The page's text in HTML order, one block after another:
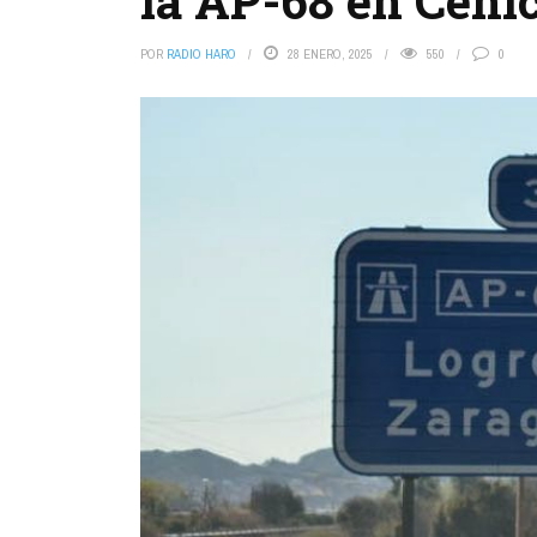
POR RADIO HARO 28 ENERO, 2025 550 0